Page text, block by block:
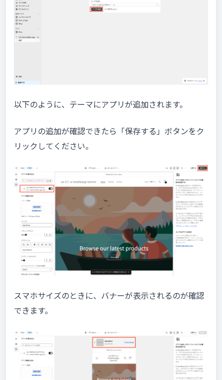
以下のように、テーマにアプリが追加されます。
アプリの追加が確認できたら「保存する」ボタンをク
リックしてください。
スマホサイズのときに、バナーが表示されるのが確認
できます。